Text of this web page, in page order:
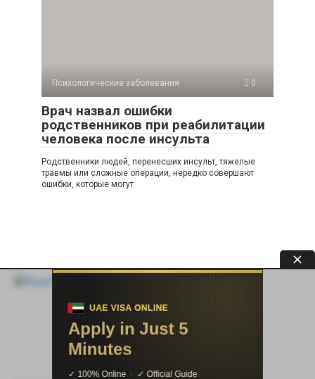
Психологические заболевания 0
Врач назвал ошибки
родственников при реабилитации
человека после инсульта
Родственники людей, перенесших инсульт, тяжелые
травмы или сложные операции, нередко совершают
ошибки, которые могут